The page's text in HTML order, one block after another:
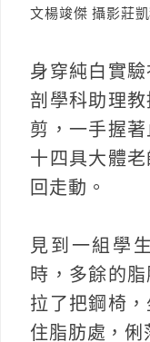
文楊竣傑 攝影莊
身穿純白實
剖學科助理
剪，一手握
十四具大體
回走動。
見到一組學
時，多餘的
拉了把鋼椅
住脂肪處，俐